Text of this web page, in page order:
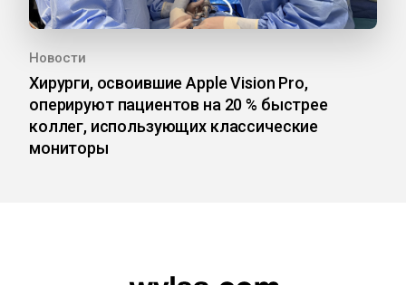
Новости
Хирурги, освоившие Apple Vision Pro,
оперируют пациентов на 20 % быстрее
коллег, использующих классические
мониторы